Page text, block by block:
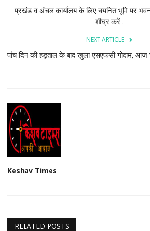
प्रखंड व अंचल कार्यालय के लिए चयनित भूमि पर भवन
शीघ्र करें...
NEXT ARTICLE
पांच दिन की हड़ताल के बाद खुला एसएफसी गोदाम,
Keshav Times
RELATED POSTS